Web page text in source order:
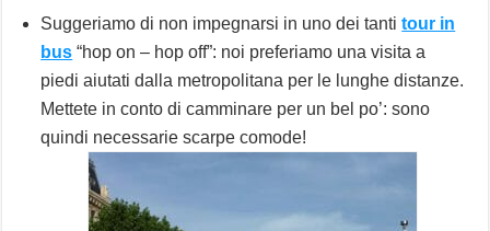
Suggeriamo di non impegnarsi in uno dei tantitour in
bus “hop on – hop off”: noi preferiamo una visita a
piedi aiutati dalla metropolitana per le lunghe distanze.
Mettete in conto di camminare per un bel po’: sono
quindi necessarie scarpe comode!